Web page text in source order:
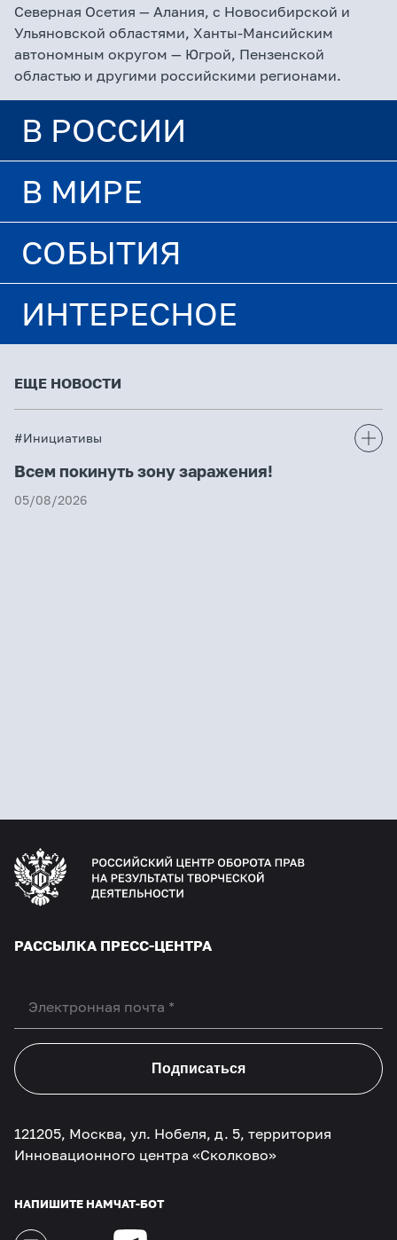
Северная Осетия — Алания, с Новосибирской и
Ульяновской областями, Ханты-Мансийским
автономным округом — Югрой, Пензенской
областью и другими российскими регионами.
В РОССИИ
В МИРЕ
СОБЫТИЯ
ИНТЕРЕСНОЕ
ЕЩЕ НОВОСТИ
#Инициативы
Всем покинуть зону заражения!
05/08/2026
РАССЫЛКА ПРЕСС-ЦЕНТРА
Подписаться
121205, Москва, ул. Нобеля, д. 5, территория
Инновационного центра «Сколково»
НАПИШИТЕ НАМЧАТ-БОТ